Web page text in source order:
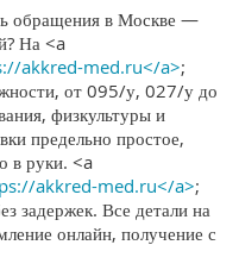
обращения в Москве —
На <a
akkred-med.ru</a>;
от 095/у, 027/у до
физкультуры и
предельно простое,
в руки. <a
akkred-med.ru</a>;
задержек. Все детали на
онлайн, получение с